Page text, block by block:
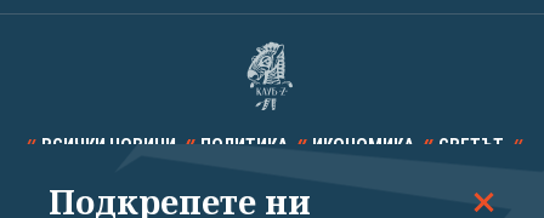
ВСИЧКИ НОВИНИ ПОЛИТИКА ИКОНОМИКА СВЕТЪТ
СПОРТ КУЛТУРА ТЕХНОЛОГИИ КАЛЕЙДОСКОП
Подкрепете ни